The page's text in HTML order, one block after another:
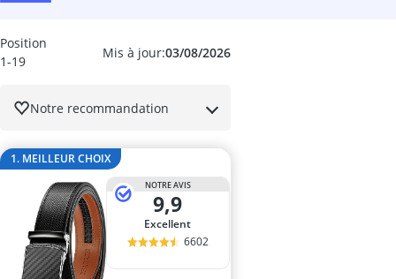
Mis à jour:03/08/2026
Position
1-19
Notre recommandation
1. MEILLEUR CHOIX
NOTRE AVIS
9,9
Excellent
6602